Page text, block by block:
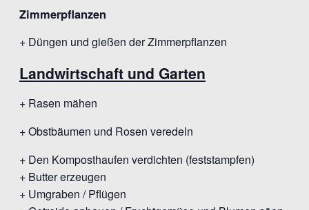
Zimmerpflanzen
+ Düngen und gießen der Zimmerpflanzen
Landwirtschaft und Garten
+ Rasen mähen
+ Obstbäumen und Rosen veredeln
+ Den Komposthaufen verdichten (feststampfen)
+ Butter erzeugen
+ Umgraben / Pflügen